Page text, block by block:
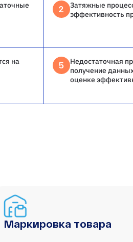
2
Затяжные
эффективность
на
5
Недостаточная
получение
оценке
Маркировка товара